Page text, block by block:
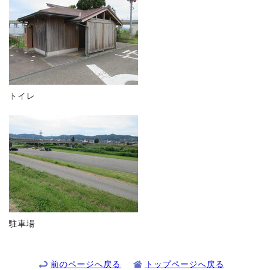
トイレ
駐車場
前のページへ戻る トップページへ戻る